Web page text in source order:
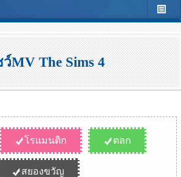
MV The Sims 4
โรแมนติก ตลก
สยองขวัญ